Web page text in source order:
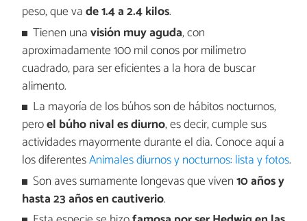
peso, que vade 1.4 a 2.4 kilos.
Tienen unavisión muy aguda, con
aproximadamente 100 mil conos por milímetro
cuadrado, para ser eficientes a la hora de buscar
alimento.
La mayoría de los búhos son de hábitos nocturnos,
peroel búho nival es diurno, es decir, cumple sus
actividades mayormente durante el día. Conoce aquí a
los diferentesAnimales diurnos y nocturnos: lista y fotos.
Son aves sumamente longevas que viven10 años y
hasta 23 años en cautiverio.